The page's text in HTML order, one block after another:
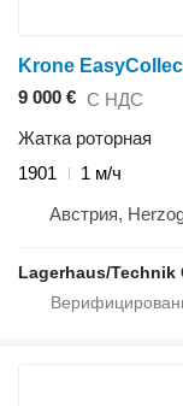
Krone
9 000 € С НДС
Жатка роторная
1901
1 м/ч
Австрия,
Lagerhaus/Technik